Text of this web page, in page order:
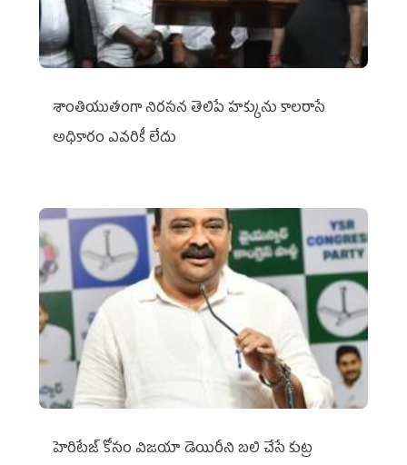
శాంతియుతంగా నిరసన తెలిపే హక్కును కాలరాసే
అధికారం ఎవరికీ లేదు
హెరిటేజ్ కోసం విజయా డెయిరీని బలి చేసే కుట్ర‌